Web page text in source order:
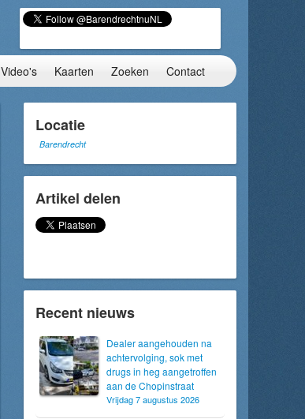
Video's Kaarten Zoeken Contact
Locatie
Barendrecht
Artikel delen
Recent nieuws
Dealer aangehouden na
achtervolging, sok met
drugs in heg aangetroffen
aan de Chopinstraat
Vrijdag 7 augustus 2026